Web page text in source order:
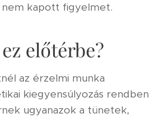
kapott figyelmet.
előtérbe?
az érzelmi munka
kiegyensúlyozás rendben
ugyanazok a tünetek,